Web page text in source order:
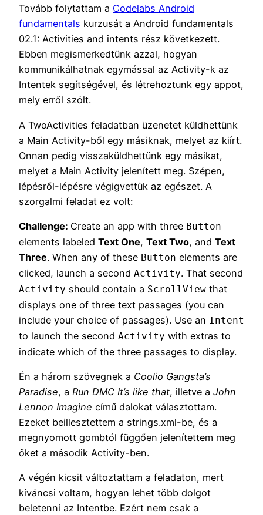
Tovább folytattam a Codelabs Android
fundamentals kurzusát a Android fundamentals
02.1: Activities and intents rész következett.
Ebben megismerkedtünk azzal, hogyan
kommunikálhatnak egymással az Activity-k az
Intentek segítségével, és létrehoztunk egy appot,
mely erről szólt.
A TwoActivities feladatban üzenetet küldhettünk
a Main Activity-ből egy másiknak, melyet az kiírt.
Onnan pedig visszaküldhettünk egy másikat,
melyet a Main Activity jelenített meg. Szépen,
lépésről-lépésre végigvettük az egészet. A
szorgalmi feladat ez volt:
Challenge: Create an app with three Button
elements labeled Text One, Text Two, and Text
Three. When any of these Button elements are
clicked, launch a second Activity. That second
Activity should contain a ScrollView that
displays one of three text passages (you can
include your choice of passages). Use an Intent
to launch the second Activity with extras to
indicate which of the three passages to display.
Én a három szövegnek a Coolio Gangsta’s
Paradise, a Run DMC It’s like that, illetve a John
Lennon Imagine című dalokat választottam.
Ezeket beillesztettem a strings.xml-be, és a
megnyomott gombtól függően jelenítettem meg
őket a második Activity-ben.
A végén kicsit változtattam a feladaton, mert
kíváncsi voltam, hogyan lehet több dolgot
beletenni az Intentbe. Ezért nem csak a